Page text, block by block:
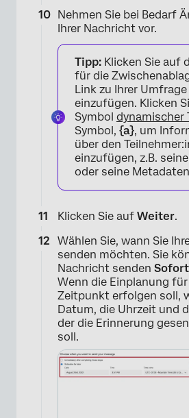
Nehmen Sie bei Bedarf
Ihrer Nachricht vor.
Tipp: Klicken Sie auf
für die
Link zu Ihrer Umfrage
einzufügen. Klicken
Symbol dynamischer
Symbol, {a}, um
über den
einzufügen, z.B.
oder seine
Klicken Sie auf Weiter.
Wählen Sie, wann Sie
senden möchten. Sie
Nachricht senden Sofort
Wenn die Einplanung
Zeitpunkt erfolgen soll,
Datum, die Uhrzeit und
der die Erinnerung
soll.